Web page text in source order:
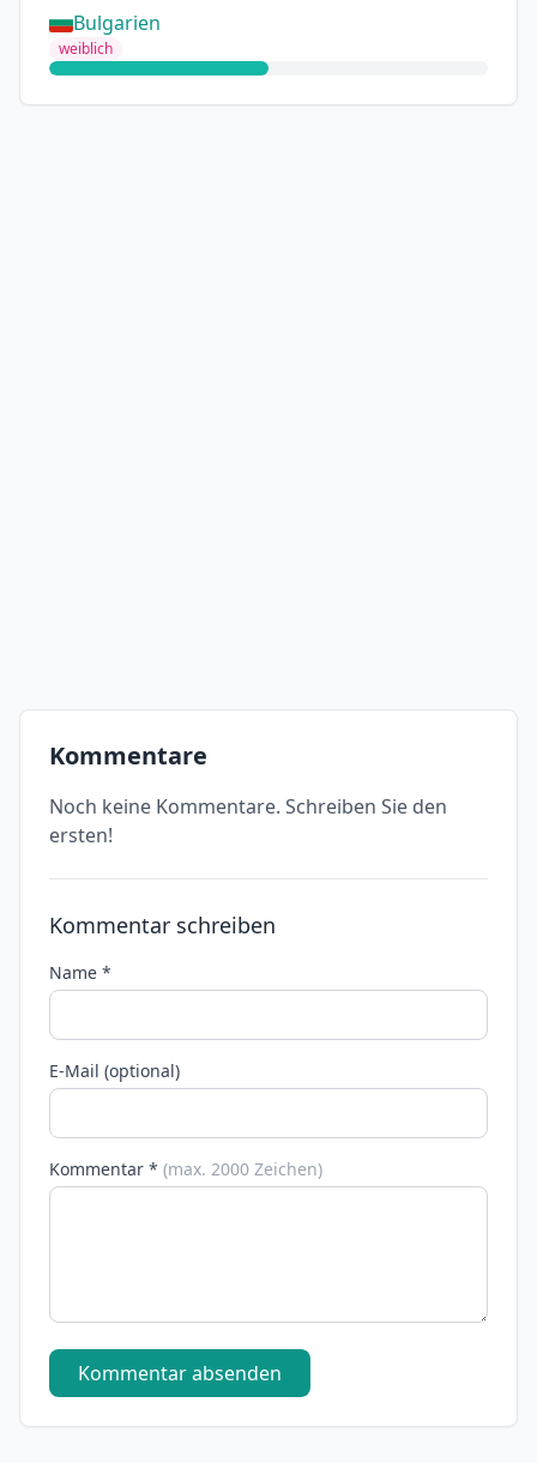
Bulgarien
weiblich
Kommentare
Noch keine Kommentare. Schreiben Sie den
ersten!
Kommentar schreiben
Name *
E-Mail (optional)
Kommentar * (max. 2000 Zeichen)
Kommentar absenden